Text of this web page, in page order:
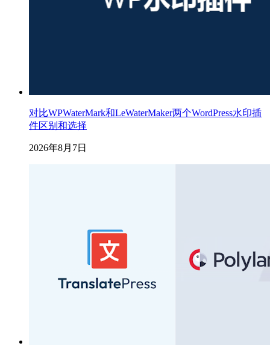
对比WPWaterMark和LeWaterMaker两个WordPress水印插
件区别和选择
2026年8月7日